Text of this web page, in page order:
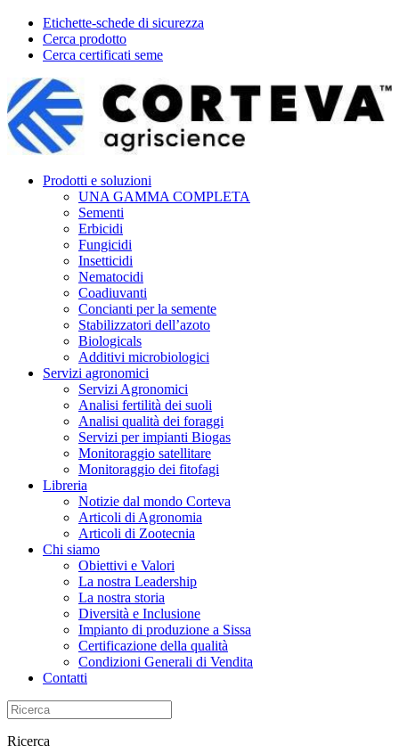
Etichette-schede di sicurezza
Cerca prodotto
Cerca certificati seme
Prodotti e soluzioni
UNA GAMMA COMPLETA
Sementi
Erbicidi
Fungicidi
Insetticidi
Nematocidi
Coadiuvanti
Concianti per la semente
Stabilizzatori dell’azoto
Biologicals
Additivi microbiologici
Servizi agronomici
Servizi Agronomici
Analisi fertilità dei suoli
Analisi qualità dei foraggi
Servizi per impianti Biogas
Monitoraggio satellitare
Monitoraggio dei fitofagi
Libreria
Notizie dal mondo Corteva
Articoli di Agronomia
Articoli di Zootecnia
Chi siamo
Obiettivi e Valori
La nostra Leadership
La nostra storia
Diversità e Inclusione
Impianto di produzione a Sissa
Certificazione della qualità
Condizioni Generali di Vendita
Contatti
Ricerca